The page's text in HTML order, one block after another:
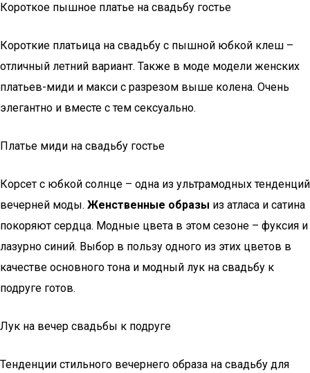
Короткое пышное платье на свадьбу гостье
Короткие платьица на свадьбу с пышной юбкой клеш –
отличный летний вариант. Также в моде модели женских
платьев-миди и макси с разрезом выше колена. Очень
элегантно и вместе с тем сексуально.
Платье миди на свадьбу гостье
Корсет с юбкой солнце – одна из ультрамодных тенденций
вечерней моды. Женственные образы из атласа и сатина
покоряют сердца. Модные цвета в этом сезоне – фуксия и
лазурно синий. Выбор в пользу одного из этих цветов в
качестве основного тона и модный лук на свадьбу к
подруге готов.
Лук на вечер свадьбы к подруге
Тенденции стильного вечернего образа на свадьбу для